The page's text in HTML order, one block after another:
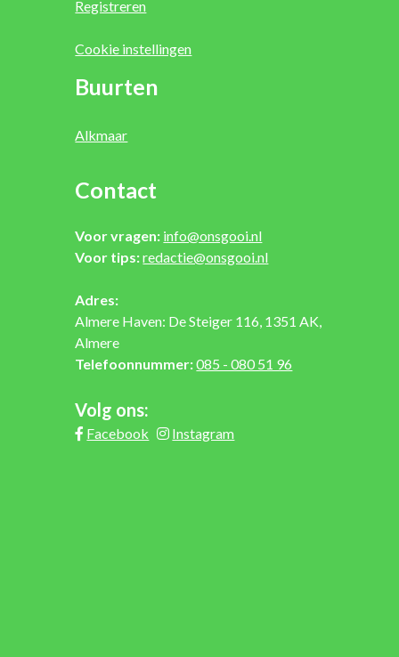
Registreren
Cookie instellingen
Buurten
Alkmaar
Contact
Voor vragen: info@onsgooi.nl
Voor tips:redactie@onsgooi.nl
Adres:
Almere Haven: De Steiger 116, 1351 AK,
Almere
Telefoonnummer:085 - 080 51 96
Volg ons:
Facebook Instagram